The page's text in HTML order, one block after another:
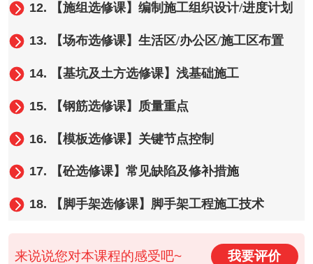
12. 【施组选修课】编制施工组织设计/进度计划
13. 【场布选修课】生活区/办公区/施工区布置
14. 【基坑及土方选修课】浅基础施工
15. 【钢筋选修课】质量重点
16. 【模板选修课】关键节点控制
17. 【砼选修课】常见缺陷及修补措施
18. 【脚手架选修课】脚手架工程施工技术
来说说您对本课程的感受吧~ 我要评价